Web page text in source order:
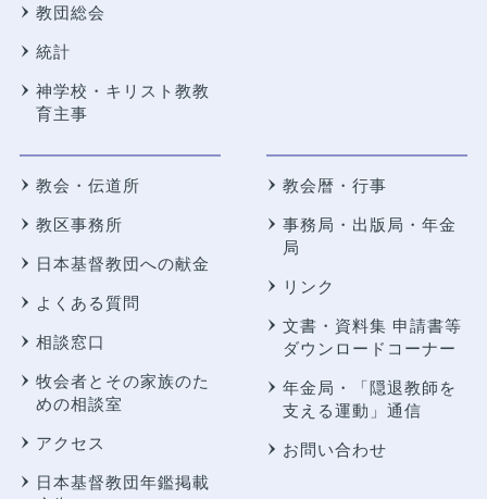
教団総会
統計
神学校・キリスト教教
育主事
教会・伝道所
教区事務所
日本基督教団への献金
よくある質問
相談窓口
牧会者とその家族のた
めの相談室
アクセス
日本基督教団年鑑掲載
教会暦・行事
事務局・出版局・年金
局
リンク
文書・資料集 申請書等
ダウンロードコーナー
年金局・
「隠退教師を
支える運動」通信
お問い合わせ